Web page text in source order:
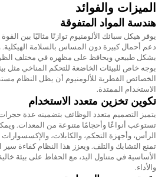
الميزات والفوائد
هندسة المواد المتفوقة
يوفر هيكل سبائك الألومنيوم توازنًا مثاليًا بين
دعم أحمال كبيرة دون المساس بالسلامة الهيكلية.
بشكل طبيعي ويحافظ على مظهره في مختلف الظروف
بوجه خاص للبيئات الخاضعة للتحكم المناخي مثل
الخصائص الفطرية للألومنيوم أن يظل النظام
الاستخدام الممتدة.
تكوين تخزين متعدد الاستخدام
يتميز التصميم متعدد الوظائف بتضمينه عدة
تستوعب أنواعًا وأحجامًا متنوعة من المعدات.
الرأس، وأجهزة التحكم، والكابلات،
تمنع التشابك والتلف. ويعزز هذا النظام كفاءة سير
الأساسية في متناول اليد، مع الحفاظ على بيئة
والأداء.